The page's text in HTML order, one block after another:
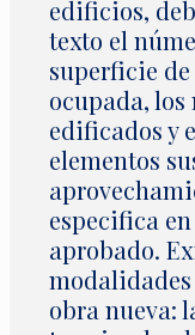
edificios,
texto el
superficie
ocupada,
edificados y
elementos
especifica
aprobado.
obra nueva: